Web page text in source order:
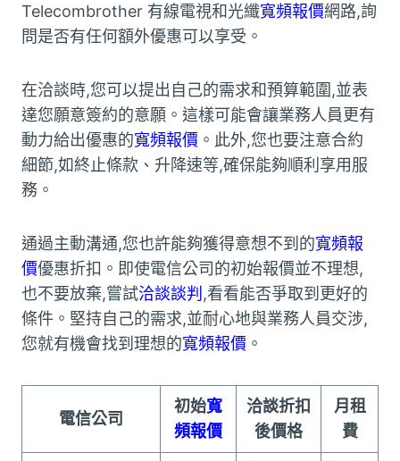
Telecombrother 有線電視和光纖寬頻報價網路,詢
問是否有任何額外優惠可以享受。
在洽談時,您可以提出自己的需求和預算範圍,並表
達您願意簽約的意願。這樣可能會讓業務人員更有
動力給出優惠的寬頻報價 。此外,您也要注意合約
細節,如終止條款、升降速等,確保能夠順利享用服
務。
通過主動溝通,您也許能夠獲得意想不到的寬頻報
價優惠折扣。即使電信公司的初始報價並不理想,
也不要放棄,嘗試洽談談判 ,看看能否爭取到更好的
條件。堅持自己的需求,並耐心地與業務人員交涉,
您就有機會找到理想的寬頻報價 。
電信公司
初始寬
頻報價
洽談折扣
後價格
月租
費